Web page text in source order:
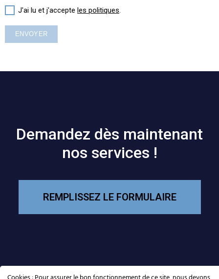
J'ai lu et j'accepte les politiques.
ENVOYER
Demandez dès maintenant
nos services !
REMPLISSEZ LE FORMULAIRE